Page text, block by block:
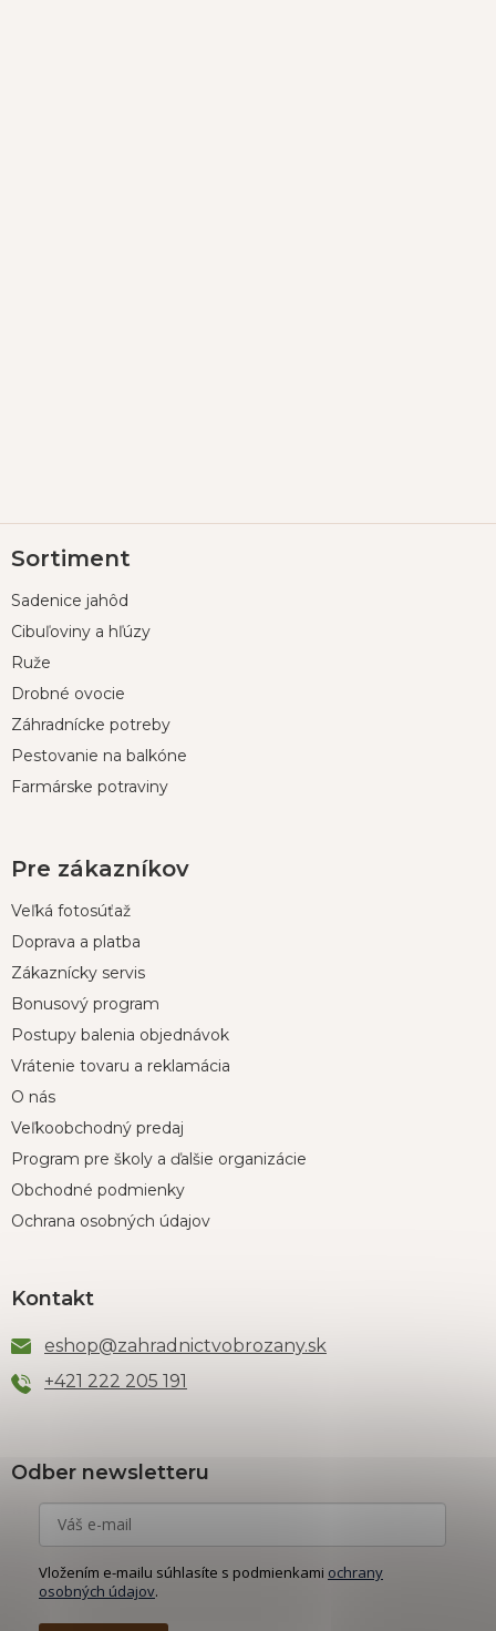
á
ä
Sortiment
Sadenice jahôd
Cibuľoviny a hľúzy
Ruže
Drobné ovocie
Záhradnícke potreby
Pestovanie na balkóne
Farmárske potraviny
Pre zákazníkov
Veľká fotosúťaž
Doprava a platba
Zákaznícky servis
Bonusový program
Postupy balenia objednávok
Vrátenie tovaru a reklamácia
O nás
Veľkoobchodný predaj
Program pre školy a ďalšie organizácie
Obchodné podmienky
Ochrana osobných údajov
Kontakt
eshop@zahradnictvobrozany.sk
+421 222 205 191
Odber newsletteru
Vložením e-mailu súhlasíte s podmienkami ochrany
osobných údajov.